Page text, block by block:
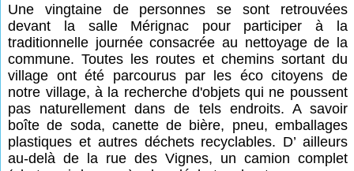
Une vingtaine de personnes se sont retrouvées
devant la salle Mérignac pour participer à la
traditionnelle journée consacrée au nettoyage de la
commune. Toutes les routes et chemins sortant du
village ont été parcourus par les éco citoyens de
notre village, à la recherche d'objets qui ne poussent
pas naturellement dans de tels endroits. A savoir
boîte de soda, canette de bière, pneu, emballages
plastiques et autres déchets recyclables. D’ ailleurs
au-delà de la rue des Vignes, un camion complet